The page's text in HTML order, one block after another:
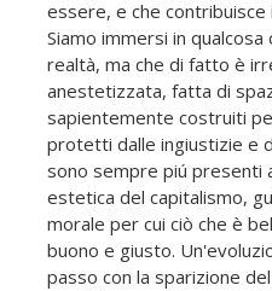
essere, e che contribuisce
Siamo immersi in
realtà, ma che di fatto è
anestetizzata, fatta di
sapientemente costruiti
protetti dalle ingiustizie e
sono sempre piú presenti
estetica del capitalismo,
morale per cui ciò che è
buono e giusto.
passo con la sparizione